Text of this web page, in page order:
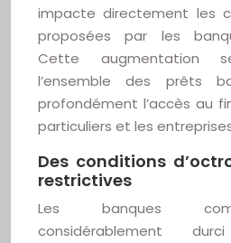
impacte directement les
proposées par les
Cette augmentation
l’ensemble des prêts
profondément l’accès au
particuliers et les
Des conditions
restrictives
Les banques
considérablement